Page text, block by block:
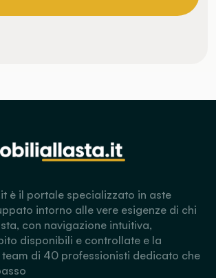
è il portale specializzato in aste
intorno alle vere esigenze di chi
con navigazione intuitiva,
disponibili e controllate e la
di 40 professionisti dedicato che